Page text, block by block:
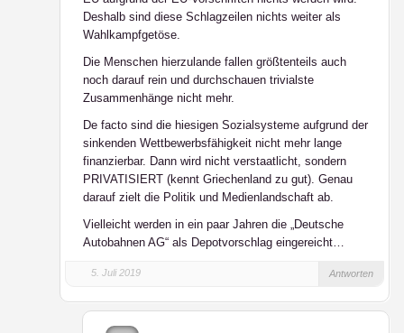
Deshalb sind diese Schlagzeilen nichts weiter als
Wahlkampfgetöse.
Die Menschen hierzulande fallen größtenteils auch
noch darauf rein und durchschauen trivialste
Zusammenhänge nicht mehr.
De facto sind die hiesigen Sozialsysteme aufgrund der
sinkenden Wettbewerbsfähigkeit nicht mehr lange
finanzierbar. Dann wird nicht verstaatlicht, sondern
PRIVATISIERT (kennt Griechenland zu gut). Genau
darauf zielt die Politik und Medienlandschaft ab.
Vielleicht werden in ein paar Jahren die „Deutsche
Autobahnen AG“ als Depotvorschlag eingereicht…
5. Juli 2019 Antworten